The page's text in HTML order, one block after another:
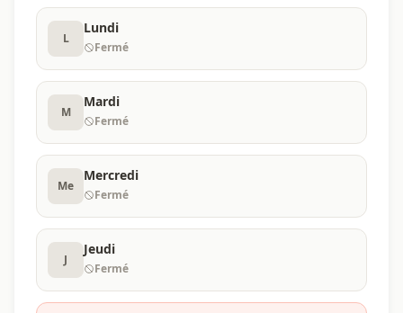
L
Lundi
Fermé
M
Mardi
Fermé
Me
Mercredi
Fermé
J
Jeudi
Fermé